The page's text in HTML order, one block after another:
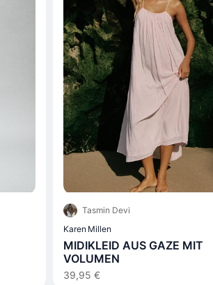
Tasmin Devi
Karen Millen
MIDIKLEID AUS GAZE MIT
VOLUMEN
39,95 €